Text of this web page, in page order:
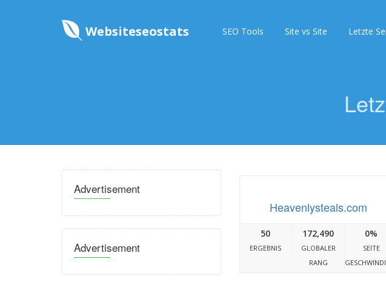
Websiteseostats SEO Tools Site vs Site Letzte
Advertisement
Advertisement
Heavenlysteals.com
50
ERGEBNIS
172,490
GLOBALER
RANG
0%
SEITE